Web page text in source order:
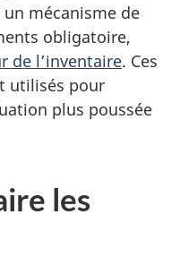
mécanisme de
obligatoire,
de l’inventaire. Ces
utilisés pour
plus poussée
les